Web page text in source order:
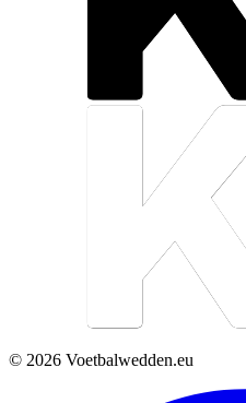
© 2026 Voetbalwedden.eu